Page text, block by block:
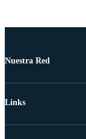
Nuestra Red
Links